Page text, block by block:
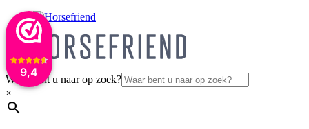
9,4
Waar bent u naar op zoek?
×